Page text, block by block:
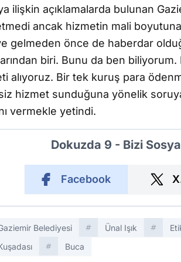
ilişkin açıklamalarda bulunan
ancak hizmetin mali
gelmeden önce de haberdar
biri. Bunu da ben
alıyoruz. Bir tek kuruş para
hizmet sunduğuna yönelik
vermekle yetindi.
Dokuzda 9 - Bizi
Facebook
Belediyesi Ünal Işık
Buca